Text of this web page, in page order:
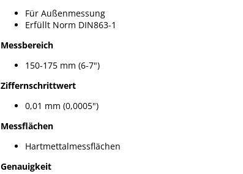
Für Außenmessung
Erfüllt Norm DIN863-1
Messbereich
150-175 mm (6-7")
Ziffernschrittwert
0,01 mm (0,0005")
Messflächen
Hartmettalmessflächen
Genauigkeit